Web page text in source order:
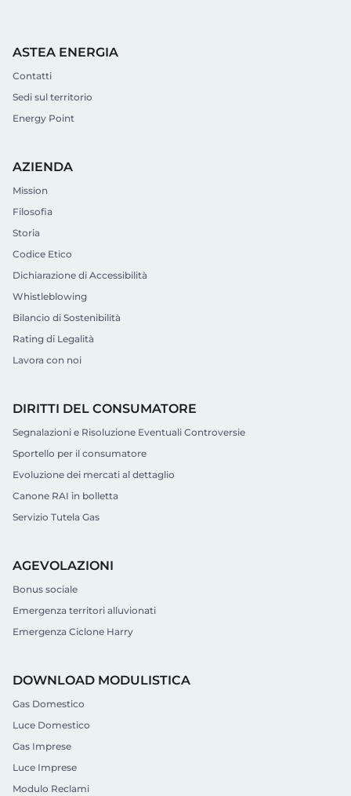
ASTEA ENERGIA
Contatti
Sedi sul territorio
Energy Point
AZIENDA
Mission
Filosofia
Storia
Codice Etico
Dichiarazione di Accessibilità
Whistleblowing
Bilancio di Sostenibilità
Rating di Legalità
Lavora con noi
DIRITTI DEL CONSUMATORE
Segnalazioni e Risoluzione Eventuali Controversie
Sportello per il consumatore
Evoluzione dei mercati al dettaglio
Canone RAI in bolletta
Servizio Tutela Gas
AGEVOLAZIONI
Bonus sociale
Emergenza territori alluvionati
Emergenza Ciclone Harry
DOWNLOAD MODULISTICA
Gas Domestico
Luce Domestico
Gas Imprese
Luce Imprese
Modulo Reclami